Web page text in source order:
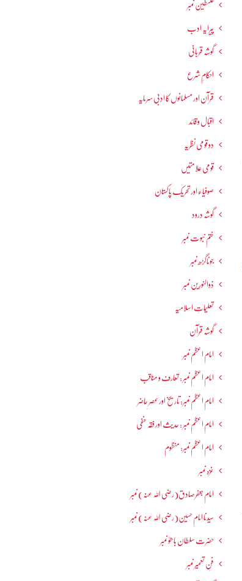
فلسطین نمبر
پیرایہ ادب
گوشہ قربانی
احکامِ شرع
قرآن اور مسلمانوں کا ادبی سرمایہ
اقبال و قائد
دو قومی نظریہ
قومی علامتیں
صوفیاء اور تحریک ِپاکستان
گوشہ درود
ختم نبوت نمبر
جوناگڑھ نمبر
ذوالنورین نمبر
تعلیماتِ اسلامیہ
گوشہ قرآن
امام اعظم نمبر
امام اعظم نمبر : تعارف و مناقب
امام اعظم نمبر: تاریخ اور عصرِ حاضر
امام اعظم نمبر : حدیث اور فقہ حنفی
امام اعظم نمبر: منظوم
غزہ نمبر
امام جعفرصادق(رضی اللہ عنہ) نمبر
سیدنا امام حسین(رضی اللہ عنہ) نمبر
حضرت سلطان باھوؒ نمبر
فنِ تعمیر نمبر